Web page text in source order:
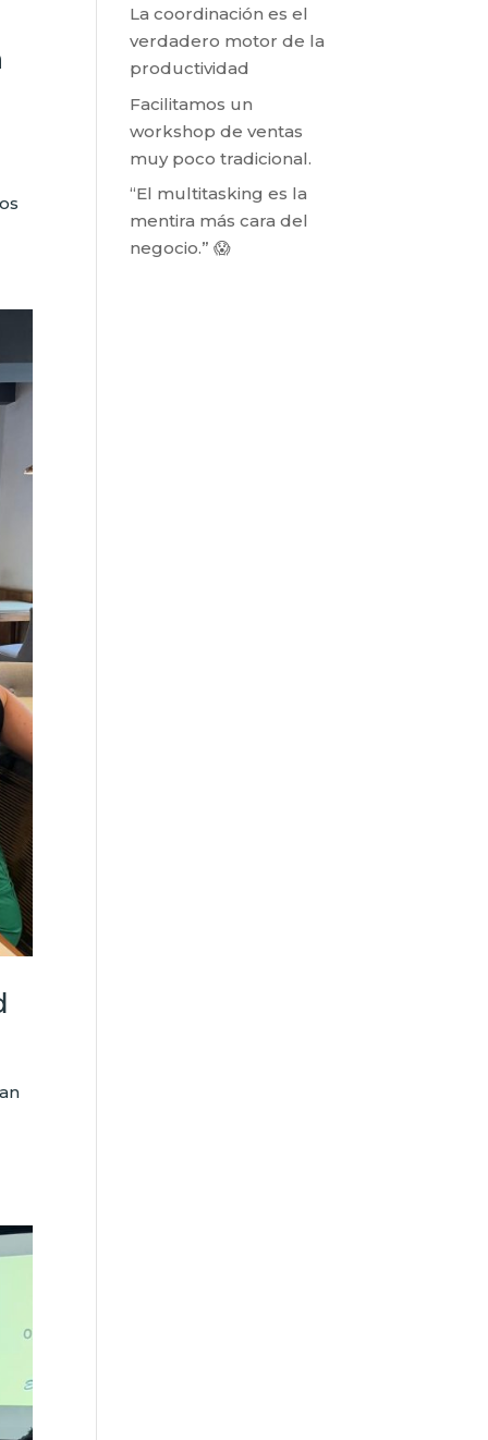
La coordinación es el
verdadero motor de la
productividad
Facilitamos un
workshop de ventas
muy poco tradicional.
“El multitasking es la
mentira más cara del
negocio.” 😱